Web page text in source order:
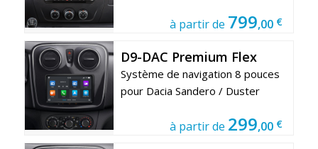
à partir de 799,00 €
D9-DAC Premium Flex
Système de navigation 8 pouces
pour Dacia Sandero / Duster
à partir de 299,00 €